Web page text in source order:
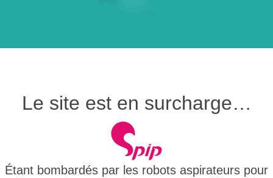
Le site est en surcharge…
Étant bombardés par les robots aspirateurs pour